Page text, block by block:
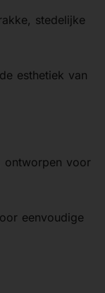
stedelijke
esthetiek van
ontworpen voor
eenvoudige